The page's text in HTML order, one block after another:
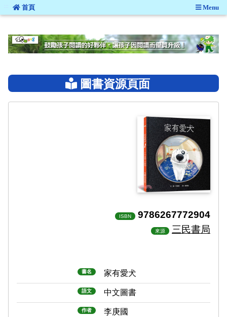
::: 首頁 Menu
圖書資源頁面
ISBN 9786267772904
來源 三民書局
書名 家有愛犬
語文 中文圖書
作者 李庚國